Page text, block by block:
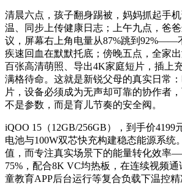
清晨六点，孩子翻身踢被，妈妈抓起手
温、同步上传健康日志；上午九点，爸
议，屏幕右上角电量从87%跳到92%——
疾速回血在默默托底；傍晚五点，全家
百张高清萌照、导出4K家庭短片，插上
满格待命。这就是新锐父母的真实日常
片，设备必须成为无声却可靠的协作者
不是参数，而是育儿节奏的安全阀。
iQOO 15（12GB/256GB），到手价4199
电池与100W双芯快充构建稳态能源系统
值，而专注真实场景下的能量转化效率
75%，配合8K VC均热板，在连续视频
童教育APP后台运行等复合负载下温控